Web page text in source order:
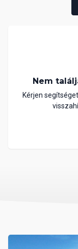
Nem
Kérjen